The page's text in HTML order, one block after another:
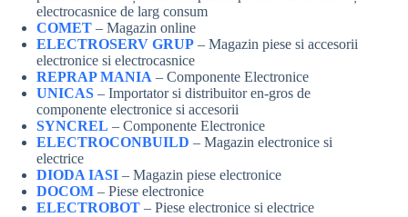
electrocasnice de larg consum
COMET – Magazin online
ELECTROSERV GRUP – Magazin piese si accesorii
electronice si electrocasnice
REPRAP MANIA – Componente Electronice
UNICAS – Importator si distribuitor en-gros de
componente electronice si accesorii
SYNCREL – Componente Electronice
ELECTROCONBUILD – Magazin electronice si
electrice
DIODA IASI – Magazin piese electronice
DOCOM – Piese electronice
ELECTROBOT – Piese electronice si electrice